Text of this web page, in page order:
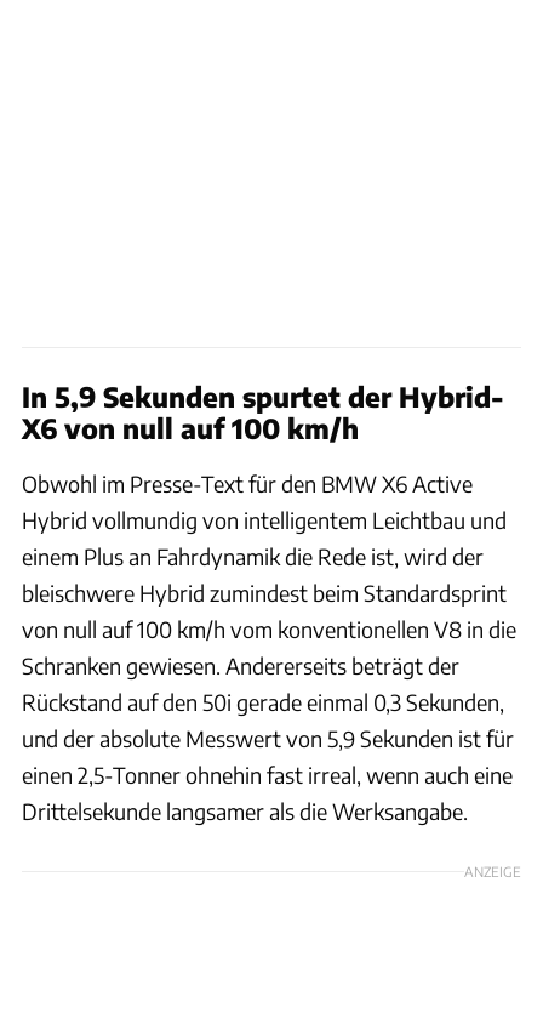
In 5,9 Sekunden spurtet der Hybrid-
X6 von null auf 100 km/h
Obwohl im Presse-Text für den BMW X6 Active
Hybrid vollmundig von intelligentem Leichtbau und
einem Plus an Fahrdynamik die Rede ist, wird der
bleischwere Hybrid zumindest beim Standardsprint
von null auf 100 km/h vom konventionellen V8 in die
Schranken gewiesen. Andererseits beträgt der
Rückstand auf den 50i gerade einmal 0,3 Sekunden,
und der absolute Messwert von 5,9 Sekunden ist für
einen 2,5-Tonner ohnehin fast irreal, wenn auch eine
Drittelsekunde langsamer als die Werksangabe.
ANZEIGE